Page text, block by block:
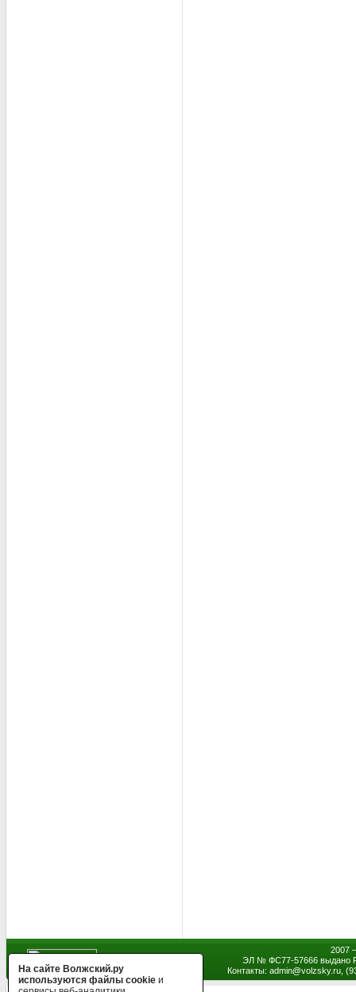
2007
ЭЛ № ФС77-57666 выдано
Контакты: admin@volzsky.ru,
На сайте Волжский.ру
используются файлы cookie и